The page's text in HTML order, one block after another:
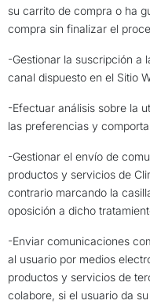
su carrito de compra o ha
compra sin finalizar el
-Gestionar la suscripción a
canal dispuesto en el Sitio
-Efectuar análisis sobre la
las preferencias y
-Gestionar el envío de
productos y servicios de
contrario marcando la
oposición a dicho
-Enviar comunicaciones
al usuario por medios
productos y servicios de
colabore, si el usuario da